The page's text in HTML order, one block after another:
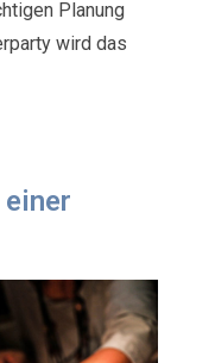
Planung
wird das